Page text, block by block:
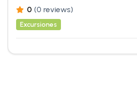
0 (0 reviews)
Excursiones